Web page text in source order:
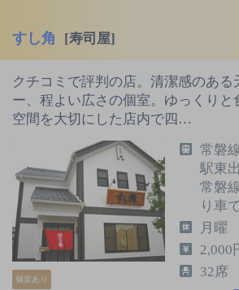
すし角 [寿司屋]
クチコミで評判の店。清潔感のある
ー、程よい広さの個室。ゆっくりと
空間を大切にした店内で四…
個室あり
常磐
駅東
常磐
り車
月曜
2,000
32席